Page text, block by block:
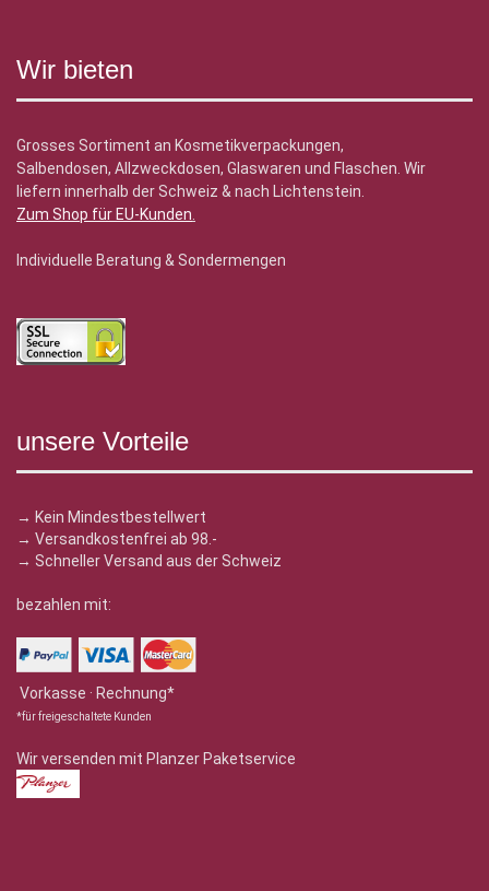
Wir bieten
Grosses Sortiment an Kosmetikverpackungen,
Salbendosen, Allzweckdosen, Glaswaren und Flaschen. Wir
liefern innerhalb der Schweiz & nach Lichtenstein.
Zum Shop für EU-Kunden.
Individuelle Beratung & Sondermengen
unsere Vorteile
→ Kein Mindestbestellwert
→ Versandkostenfrei ab 98.-
→ Schneller Versand aus der Schweiz
bezahlen mit:
Vorkasse · Rechnung*
*für freigeschaltete Kunden
Wir versenden mit Planzer Paketservice